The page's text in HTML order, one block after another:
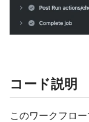
コード説明
このワークフロ